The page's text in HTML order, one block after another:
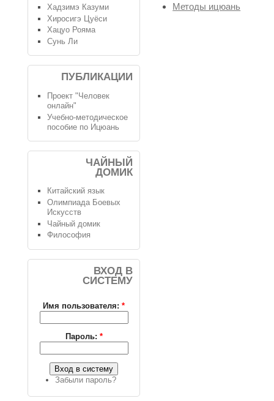
Методы ицюань
Хадзимэ Казуми
Хиросигэ Цуёси
Хацуо Рояма
Сунь Ли
ПУБЛИКАЦИИ
Проект "Человек
онлайн"
Учебно-методическое
пособие по Ицюань
ЧАЙНЫЙ
ДОМИК
Китайский язык
Олимпиада Боевых
Искусств
Чайный домик
Философия
ВХОД В
СИСТЕМУ
Имя пользователя: *
Пароль: *
Забыли пароль?